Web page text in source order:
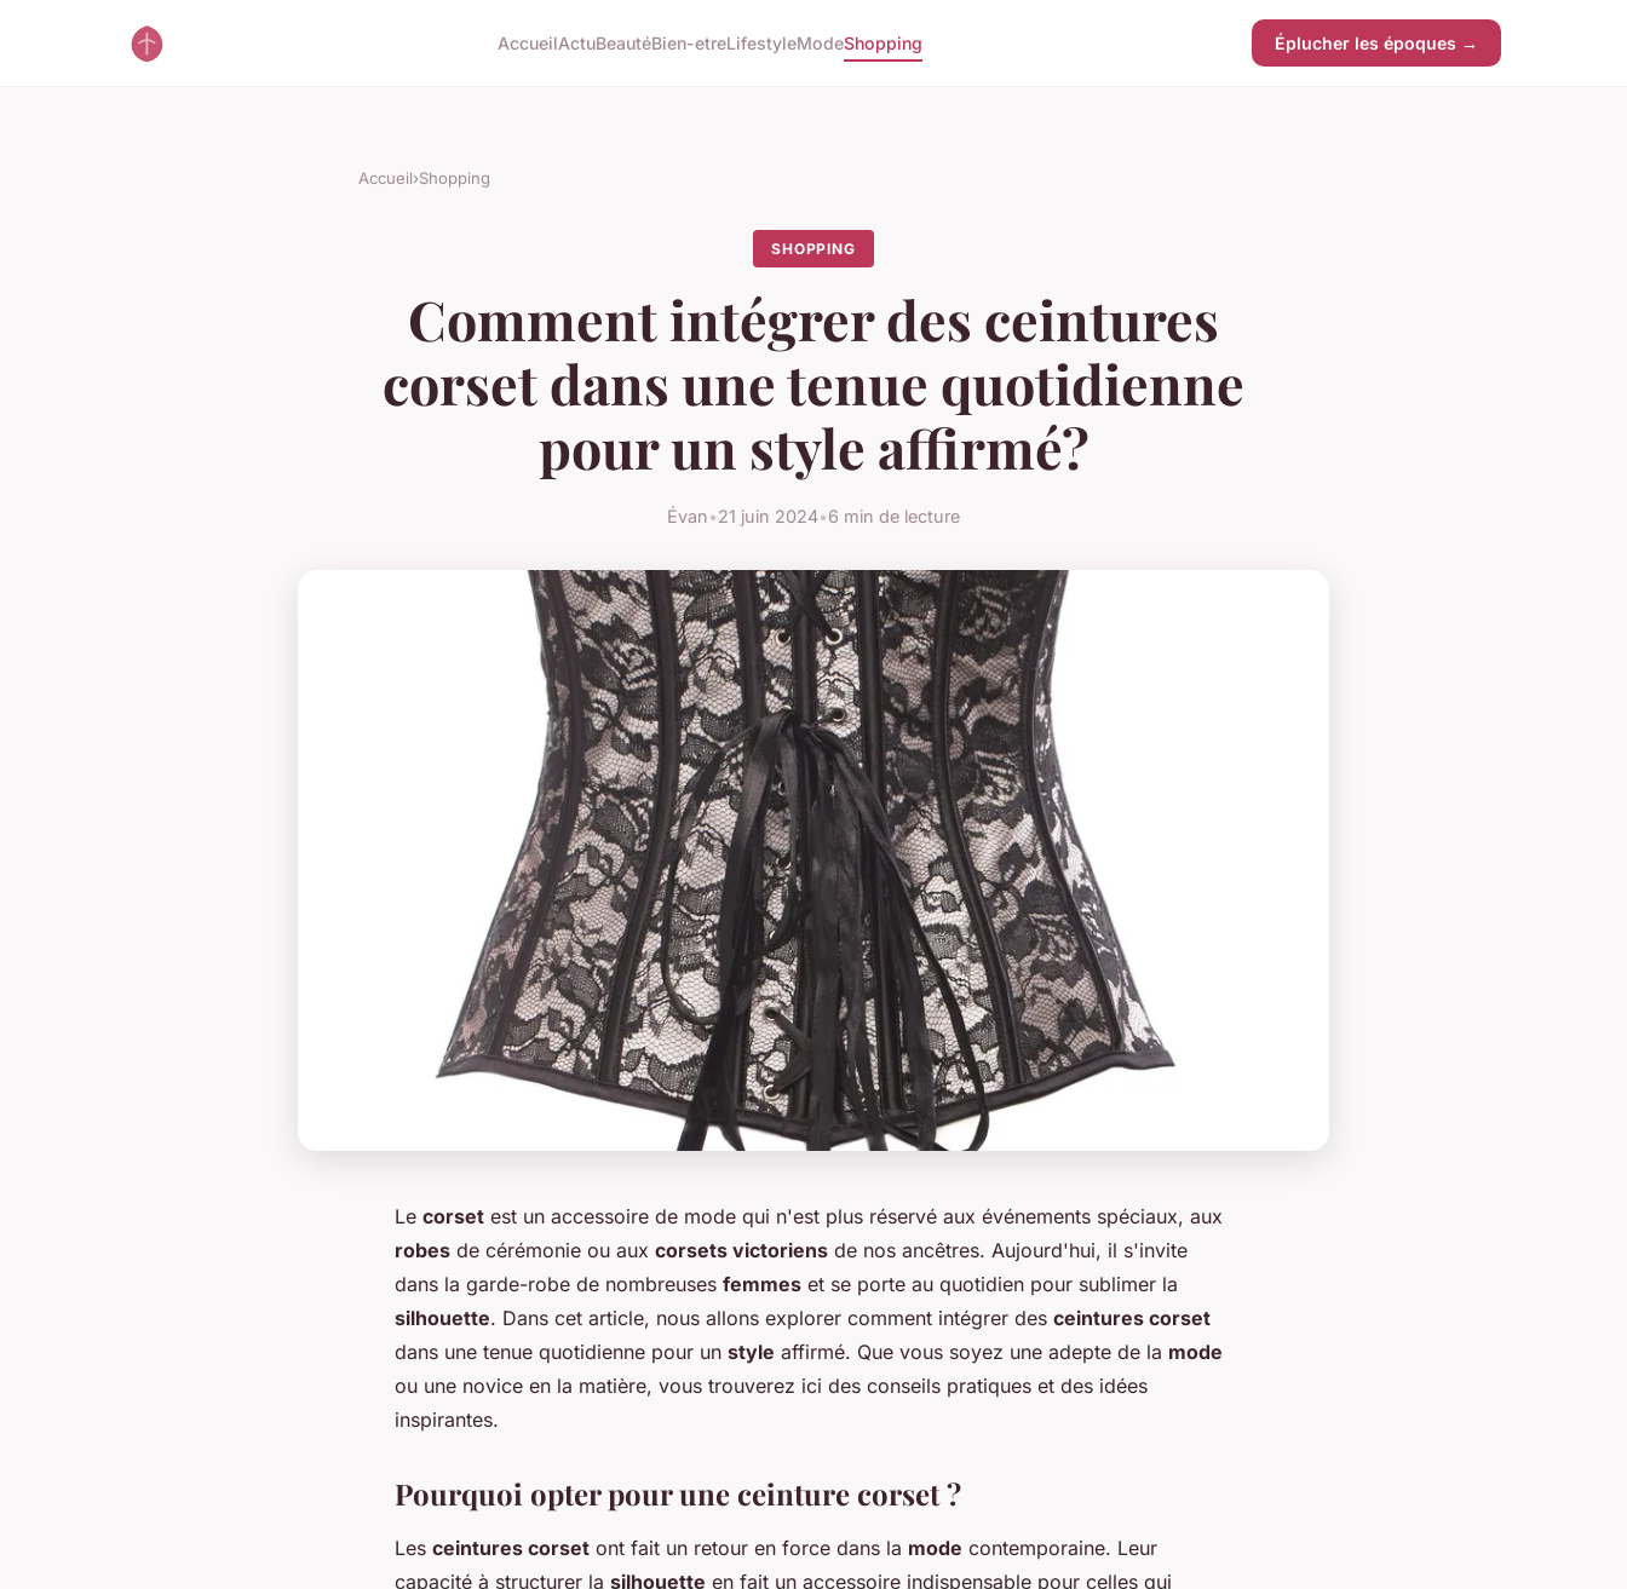
AccueilActuBeautéBien-etreLifestyleModeShopping Éplucher les époques →
Accueil›Shopping
SHOPPING
Comment intégrer des ceintures
corset dans une tenue quotidienne
pour un style affirmé?
Évan•21 juin 2024•6 min de lecture
Le corset est un accessoire de mode qui n'est plus réservé aux événements spéciaux, aux
robes de cérémonie ou aux corsets victoriens de nos ancêtres. Aujourd'hui, il s'invite
dans la garde-robe de nombreuses femmes et se porte au quotidien pour sublimer la
silhouette. Dans cet article, nous allons explorer comment intégrer des ceintures corset
dans une tenue quotidienne pour un style affirmé. Que vous soyez une adepte de la mode
ou une novice en la matière, vous trouverez ici des conseils pratiques et des idées
inspirantes.
Pourquoi opter pour une ceinture corset ?
Les ceintures corset ont fait un retour en force dans la mode contemporaine. Leur
capacité à structurer la silhouette en fait un accessoire indispensable pour celles qui